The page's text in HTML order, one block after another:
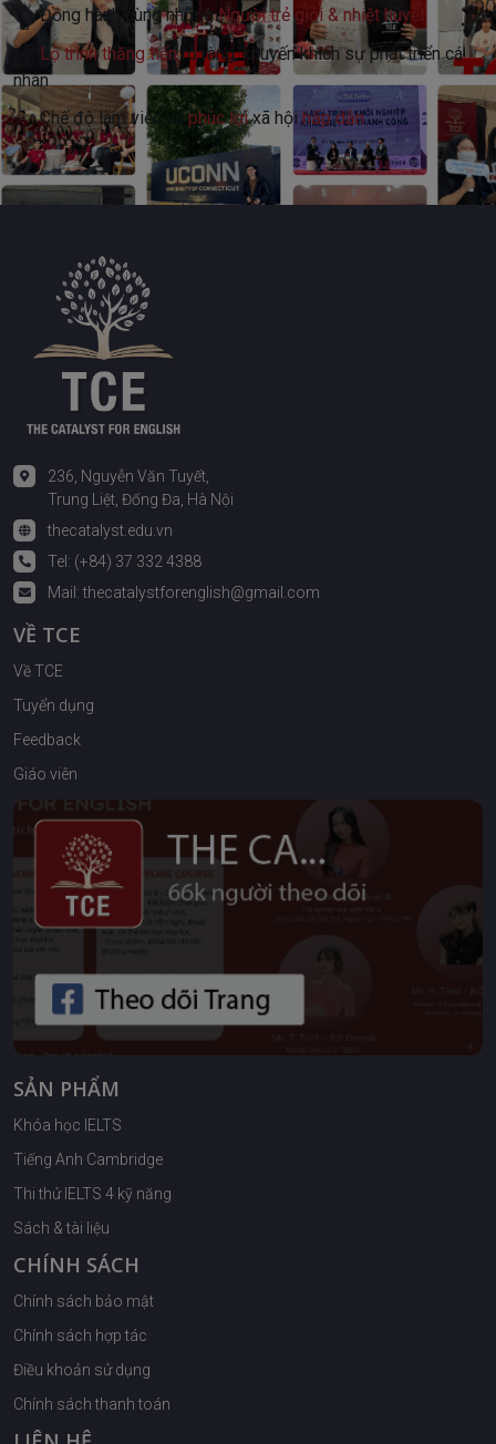
Đồng hành cùng nhữngNgười trẻ giỏi & nhiệt huyết
Lộ trình thăng tiếnrõ ràng, khuyến khích sự phát triển cá
nhân
Chế độ làm việc vàphúc lợixã hộihấp dẫn
236, Nguyễn Văn Tuyết,
Trung Liệt, Đống Đa, Hà Nội
thecatalyst.edu.vn
Tel: (+84) 37 332 4388
Mail: thecatalystforenglish@gmail.com
VỀ TCE
Về TCE
Tuyển dụng
Feedback
Giáo viên
SẢN PHẨM
Khóa học IELTS
Tiếng Anh Cambridge
Thi thử IELTS 4 kỹ năng
Sách & tài liệu
CHÍNH SÁCH
Chính sách bảo mật
Chính sách hợp tác
Điều khoản sử dụng
Chính sách thanh toán